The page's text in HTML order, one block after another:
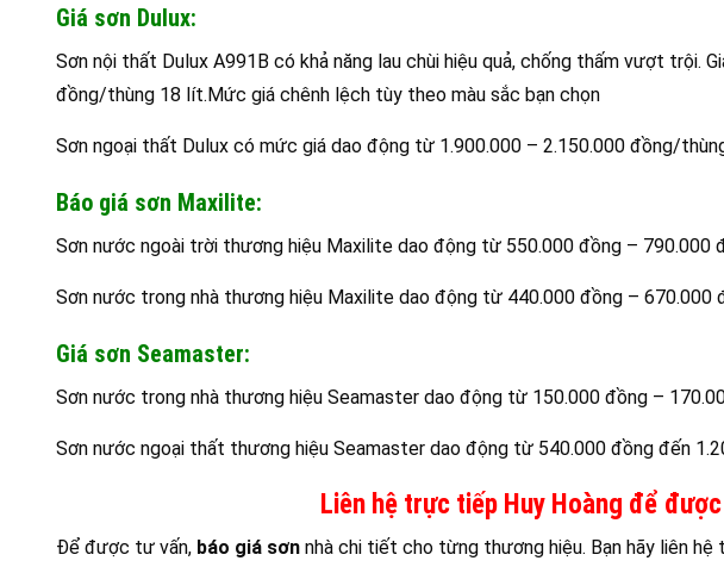
Giá sơn Dulux:
Sơn nội thất Dulux A991B có khả năng lau chùi hiệu quả, chống thấm vượt trội.
đồng/thùng 18 lít.Mức giá chênh lệch tùy theo màu sắc bạn chọn
Sơn ngoại thất Dulux có mức giá dao động từ 1.900.000 – 2.150.000 đồng/
Báo giá sơn Maxilite:
Sơn nước ngoài trời thương hiệu Maxilite dao động từ 550.000 đồng – 790.000
Sơn nước trong nhà thương hiệu Maxilite dao động từ 440.000 đồng – 670.000
Giá sơn Seamaster:
Sơn nước trong nhà thương hiệu Seamaster dao động từ 150.000 đồng –
Sơn nước ngoại thất thương hiệu Seamaster dao động từ 540.000 đồng đến
Liên hệ trực tiếp Huy Hoàng để
Để được tư vấn, báo giá sơn nhà chi tiết cho từng thương hiệu. Bạn hãy liên